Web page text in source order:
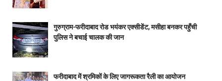
गुरुग्राम-फरीदाबाद रोड भयंकर एक्सीडेंट, मसीहा बनकर पहुँची
पुलिस ने बचाई चालक की जान
फरीदाबाद में श्रमिकों के लिए जागरूकता रैली का आयोजन